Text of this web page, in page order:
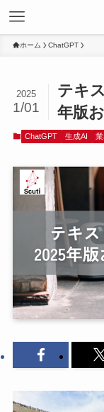
ホーム ChatGPT
テキ
年版
2025
1/01
ChatGPT 生成AI